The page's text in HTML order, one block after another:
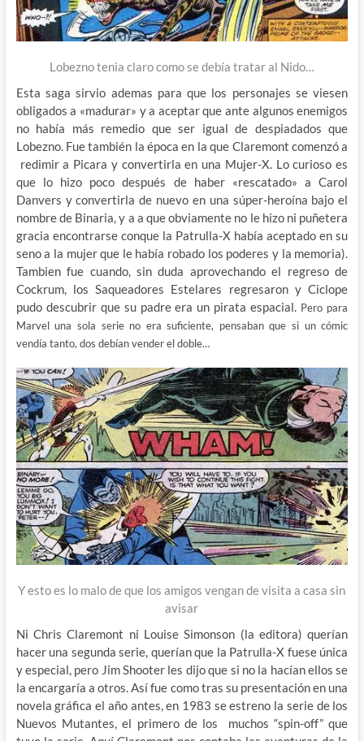
Lobezno tenia claro como se debía tratar al Nido…
Esta saga sirvio ademas para que los personajes se viesen
obligados a «madurar» y a aceptar que ante algunos enemigos
no había más remedio que ser igual de despiadados que
Lobezno. Fue también la época en la que Claremont comenzó a
redimir a Picara y convertirla en una Mujer-X. Lo curioso es
que lo hizo poco después de haber «rescatado» a Carol
Danvers y convertirla de nuevo en una súper-heroína bajo el
nombre de Binaria, y a a que obviamente no le hizo ni puñetera
gracia encontrarse conque la Patrulla-X había aceptado en su
seno a la mujer que le había robado los poderes y la memoria).
Tambien fue cuando, sin duda aprovechando el regreso de
Cockrum, los Saqueadores Estelares regresaron y Ciclope
pudo descubrir que su padre era un pirata espacial. Pero para
Marvel una sola serie no era suficiente, pensaban que si un cómic
vendía tanto, dos debían vender el doble…
Y esto es lo malo de que los amigos vengan de visita a casa sin
avisar
Ni Chris Claremont ni Louise Simonson (la editora) querían
hacer una segunda serie, querían que la Patrulla-X fuese única
y especial, pero Jim Shooter les dijo que si no la hacían ellos se
la encargaría a otros. Así fue como tras su presentación en una
novela gráfica el año antes, en 1983 se estreno la serie de los
Nuevos Mutantes, el primero de los muchos “spin-off” que